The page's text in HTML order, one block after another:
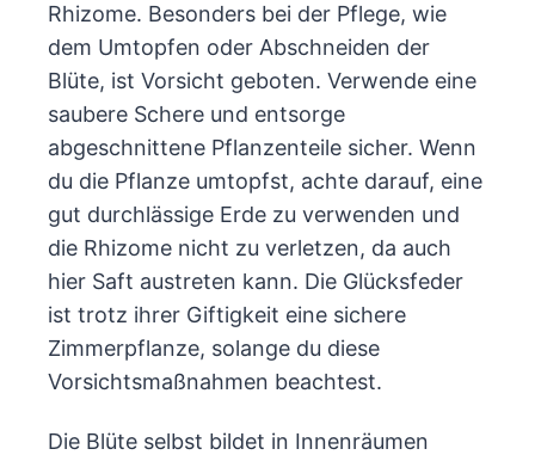
Rhizome. Besonders bei der Pflege, wie
dem Umtopfen oder Abschneiden der
Blüte, ist Vorsicht geboten. Verwende eine
saubere Schere und entsorge
abgeschnittene Pflanzenteile sicher. Wenn
du die Pflanze umtopfst, achte darauf, eine
gut durchlässige Erde zu verwenden und
die Rhizome nicht zu verletzen, da auch
hier Saft austreten kann. Die Glücksfeder
ist trotz ihrer Giftigkeit eine sichere
Zimmerpflanze, solange du diese
Vorsichtsmaßnahmen beachtest.
Die Blüte selbst bildet in Innenräumen